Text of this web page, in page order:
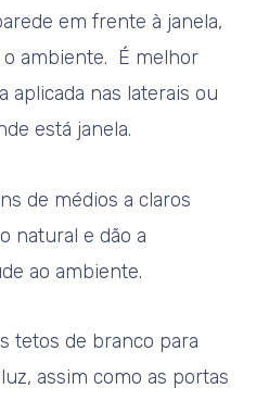
em frente à janela,
ambiente. É melhor
aplicada nas laterais ou
está janela.
de médios a claros
natural e dão a
ao ambiente.
tetos de branco para
assim como as portas